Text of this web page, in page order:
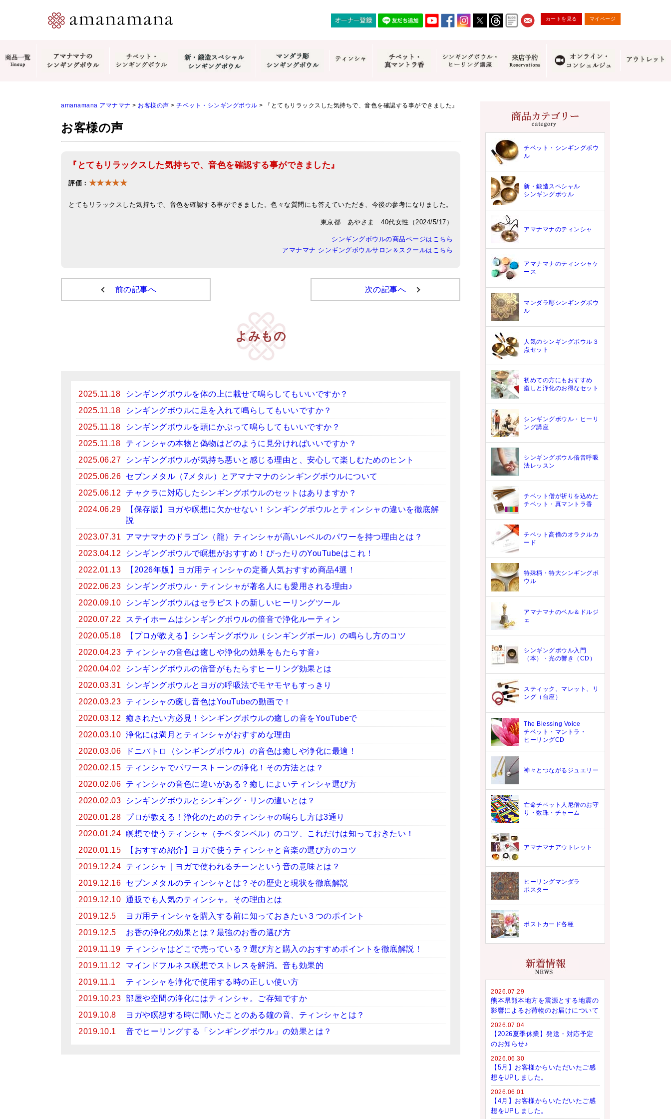
カートを見る マイページ
amanamana アマナマナ > お客様の声 > チベット・シンギングボウル > 『とてもリラックスした気持ちで、音色を確認する事ができました』
お客様の声
『とてもリラックスした気持ちで、音色を確認する事ができました』
評価： ★★★★★
とてもリラックスした気持ちで、音色を確認する事ができました。色々な質問にも答えていただき、今後の参考になりました。
東京都 あやさま 40代女性（2024/5/17）
シンギングボウルの商品ページはこちら
アマナマナ シンギングボウルサロン＆スクールはこちら
前の記事へ 次の記事へ
よみもの
2025.11.18
シンギングボウルを体の上に載せて鳴らしてもいいですか？
2025.11.18
シンギングボウルに足を入れて鳴らしてもいいですか？
2025.11.18
シンギングボウルを頭にかぶって鳴らしてもいいですか？
2025.11.18
ティンシャの本物と偽物はどのように見分ければいいですか？
2025.06.27
シンギングボウルが気持ち悪いと感じる理由と、安心して楽しむためのヒント
2025.06.26
セブンメタル（7メタル）とアマナマナのシンギングボウルについて
2025.06.12
チャクラに対応したシンギングボウルのセットはありますか？
2024.06.29
【保存版】ヨガや瞑想に欠かせない！シンギングボウルとティンシャの違いを徹底解
説
2023.07.31
アマナマナのドラゴン（龍）ティンシャが高いレベルのパワーを持つ理由とは？
2023.04.12
シンギングボウルで瞑想がおすすめ！ぴったりのYouTubeはこれ！
2022.01.13
【2026年版】ヨガ用ティンシャの定番人気おすすめ商品4選！
2022.06.23
シンギングボウル・ティンシャが著名人にも愛用される理由♪
2020.09.10
シンギングボウルはセラピストの新しいヒーリングツール
2020.07.22
ステイホームはシンギングボウルの倍音で浄化ルーティン
2020.05.18
【プロが教える】シンギングボウル（シンギングボール）の鳴らし方のコツ
2020.04.23
ティンシャの音色は癒しや浄化の効果をもたらす音♪
2020.04.02
シンギングボウルの倍音がもたらすヒーリング効果とは
2020.03.31
シンギングボウルとヨガの呼吸法でモヤモヤもすっきり
2020.03.23
ティンシャの癒し音色はYouTubeの動画で！
2020.03.12
癒されたい方必見！シンギングボウルの癒しの音をYouTubeで
2020.03.10 浄化には満月とティンシャがおすすめな理由
2020.03.06
ドニパトロ（シンギングボウル）の音色は癒しや浄化に最適！
2020.02.15
ティンシャでパワーストーンの浄化！その方法とは？
2020.02.06
ティンシャの音色に違いがある？癒しによいティンシャ選び方
2020.02.03
シンギングボウルとシンギング・リンの違いとは？
2020.01.28
プロが教える！浄化のためのティンシャの鳴らし方は3通り
2020.01.24 瞑想で使うティンシャ（チベタンベル）のコツ、これだけは知っておきたい！
2020.01.15
【おすすめ紹介】ヨガで使うティンシャと音楽の選び方のコツ
2019.12.24
ティンシャ｜ヨガで使われるチーンという音の意味とは？
2019.12.16
セブンメタルのティンシャとは？その歴史と現状を徹底解説
2019.12.10 通販でも人気のティンシャ。その理由とは
2019.12.5
ヨガ用ティンシャを購入する前に知っておきたい３つのポイント
2019.12.5
お香の浄化の効果とは？最強のお香の選び方
2019.11.19
ティンシャはどこで売っている？選び方と購入のおすすめポイントを徹底解説！
2019.11.12
マインドフルネス瞑想でストレスを解消。音も効果的
2019.11.1
ティンシャを浄化で使用する時の正しい使い方
2019.10.23 部屋や空間の浄化にはティンシャ。ご存知ですか
2019.10.8
ヨガや瞑想する時に聞いたことのある鐘の音、ティンシャとは？
2019.10.1
音でヒーリングする「シンギングボウル」の効果とは？
チベット・シンギングボウ
ル
新・鍛造スペシャル
シンギングボウル
アマナマナのティンシャ
アマナマナのティンシャケ
ース
マンダラ彫シンギングボウ
ル
人気のシンギングボウル３
点セット
初めての方にもおすすめ
癒しと浄化のお得なセット
シンギングボウル・ヒーリ
ング講座
シンギングボウル倍音呼吸
法レッスン
チベット僧が祈りを込めた
チベット・真マントラ香
チベット高僧のオラクルカ
ード
特殊柄・特大シンギングボ
ウル
アマナマナのベル＆ドルジ
ェ
シンギングボウル入門
（本）・光の響き（CD）
スティック、マレット、リ
ング（台座）
The Blessing Voice
チベット・マントラ・
ヒーリングCD
神々とつながるジュエリー
亡命チベット人尼僧のお守
り・数珠・チャーム
アマナマナアウトレット
ヒーリングマンダラ
ポスター
ポストカード各種
2026.07.29
熊本県熊本地方を震源とする地震の
影響によるお荷物のお届けについて
2026.07.04
【2026夏季休業】発送・対応予定
のお知らせ♪
2026.06.30
【5月】お客様からいただいたご感
想をUPしました。
2026.06.01
【4月】お客様からいただいたご感
想をUPしました。